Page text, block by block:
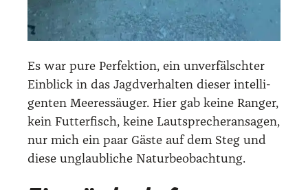
Es war pure Per­fek­ti­on, ein unver­fälsch­ter
Ein­blick in das Jagd­ver­hal­ten die­ser intel­li­
gen­ten Mee­res­säu­ger. Hier gab kei­ne Ran­ger,
kein Fut­ter­fisch, kei­ne Laut­spre­cher­an­sa­gen,
nur mich ein paar Gäs­te auf dem Steg und
die­se unglaub­li­che Natur­be­ob­ach­tung.